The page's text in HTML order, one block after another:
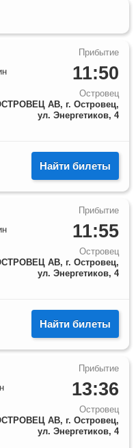
11:50
Островец
АВ, г. Островец,
ул. Энергетиков, 4
Найти билеты
11:55
Островец
АВ, г. Островец,
ул. Энергетиков, 4
Найти билеты
13:36
Островец
АВ, г. Островец,
ул. Энергетиков, 4